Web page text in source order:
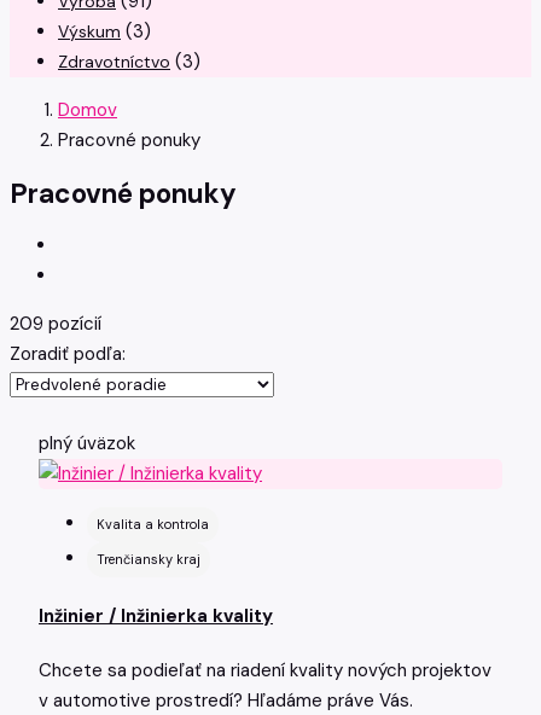
Výskum (3)
Zdravotníctvo (3)
Domov
Pracovné ponuky
Pracovné ponuky
209 pozícií
Zoradiť podľa:
plný úväzok
Kvalita a kontrola
Trenčiansky kraj
Inžinier / Inžinierka kvality
Chcete sa podieľať na riadení kvality nových projektov
v automotive prostredí? Hľadáme práve Vás.